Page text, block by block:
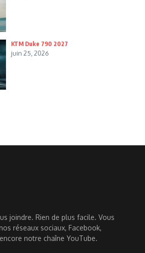
KTM Duke 790 2027
juin 25, 2026
joindre. Rien de plus facile. Vous
réseaux sociaux, Facebook,
notre chaîne YouTube.